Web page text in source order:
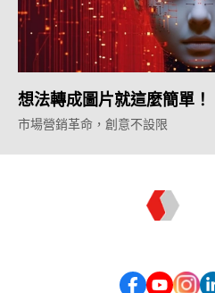
想法轉成圖片就這麼簡單！
市場營銷革命，創意不設限